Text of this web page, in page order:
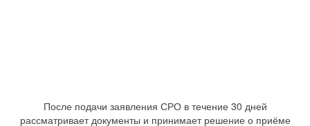
После подачи заявления СРО в течение 30 дней
рассматривает документы и принимает решение о приёме